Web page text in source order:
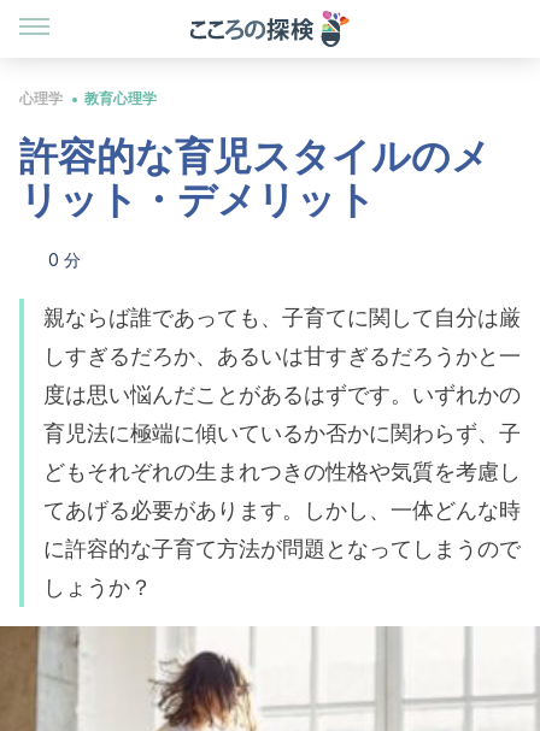
心理学 教育心理学
許容的な育児スタイルのメ
リット・デメリット
0 分
親ならば誰であっても、子育てに関して自分は厳
しすぎるだろか、あるいは甘すぎるだろうかと一
度は思い悩んだことがあるはずです。いずれかの
育児法に極端に傾いているか否かに関わらず、子
どもそれぞれの生まれつきの性格や気質を考慮し
てあげる必要があります。しかし、一体どんな時
に許容的な子育て方法が問題となってしまうので
しょうか？